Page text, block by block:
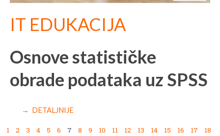
IT EDUKACIJA
Osnove statističke
obrade podataka uz SPSS
→ DETALJNIJE
1 2 3 4 5 6 7 8 9 10 11 12 13 14 15 16 17
18